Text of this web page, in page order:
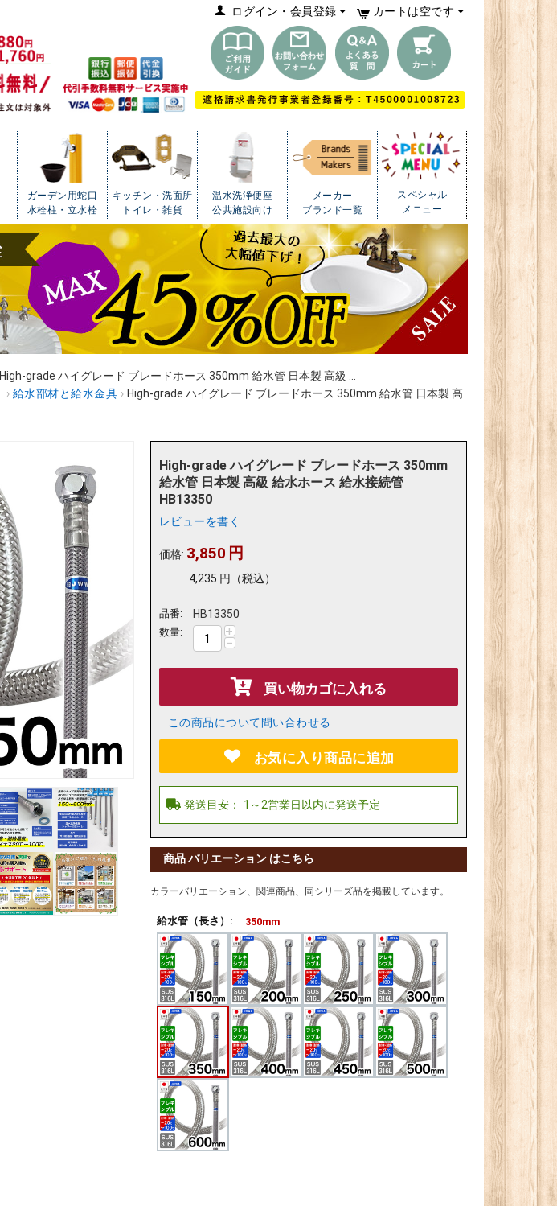
カートは空です
ログイン・会員登録
ガーデン用蛇口
水栓柱・立水栓
キッチン・洗面所
トイレ・雑貨
温水洗浄便座
公共施設向け
メーカー
ブランド一覧
スペシャル
メニュー
High-grade ハイグレード ブレードホース 350mm 給水管 日本製 高級 ...
› 給水部材と給水金具 › High-grade ハイグレード ブレードホース 350mm 給水管 日本製 高
High-grade ハイグレード ブレードホース 350mm
給水管 日本製 高級 給水ホース 給水接続管
HB13350
レビューを書く
価格: 3,850 円
4,235 円 （税込）
品番: HB13350
数量: +
−
買い物カゴに入れる
この商品について問い合わせる
お気に入り商品に追加
商品 バリエーション はこちら
カラーバリエーション、関連商品、同シリーズ品を掲載しています。
給水管（長さ）: 350mm